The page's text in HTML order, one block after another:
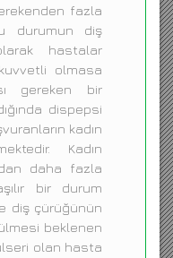
fazla
durumun diş
hastalar
olmasa
gereken bir
dispepsi
kadın
Kadın
daha fazla
bir durum
diş çürüğünün
beklenen
olan hasta